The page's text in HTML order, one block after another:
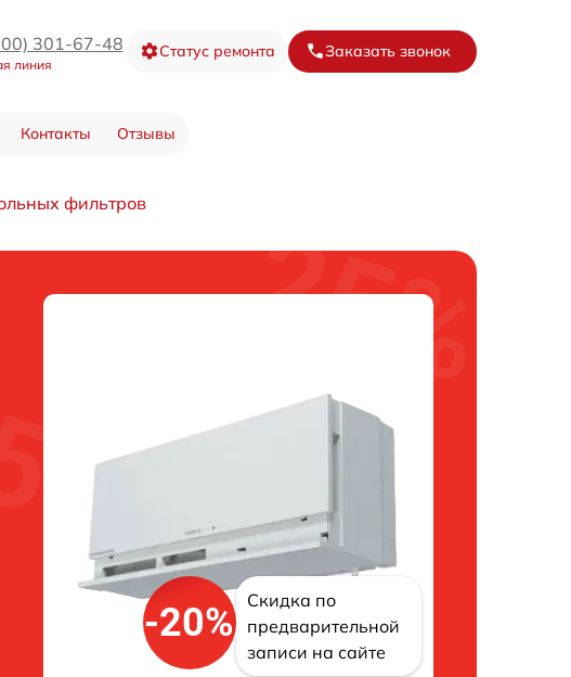
301-67-48
линия
Статус ремонта Заказать звонок
Контакты Отзывы
фильтров
-20%
Скидка по
предварительной
записи на сайте